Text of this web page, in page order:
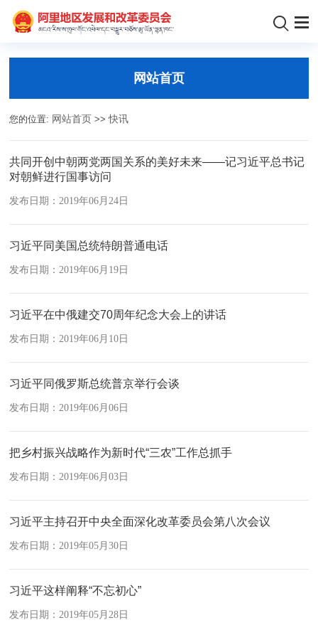
网站首页
您的位置: 网站首页 >>快讯
共同开创中朝两党两国关系的美好未来——记习近平总书记
对朝鲜进行国事访问
发布日期：2019年06月24日
习近平同美国总统特朗普通电话
发布日期：2019年06月19日
习近平在中俄建交70周年纪念大会上的讲话
发布日期：2019年06月10日
习近平同俄罗斯总统普京举行会谈
发布日期：2019年06月06日
把乡村振兴战略作为新时代“三农”工作总抓手
发布日期：2019年06月03日
习近平主持召开中央全面深化改革委员会第八次会议
发布日期：2019年05月30日
习近平这样阐释“不忘初心”
发布日期：2019年05月28日